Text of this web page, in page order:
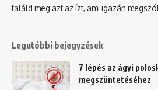
találd meg azt az ízt, ami igazán
Legutóbbi bejegyzések
7 lépés az ágyi
megszüntetéséhez